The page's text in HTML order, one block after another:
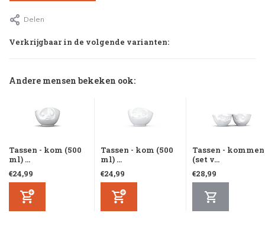
Delen
Verkrijgbaar in de volgende varianten:
Andere mensen bekeken ook:
Tassen - kom (500
ml) ...
€24,99
Tassen - kom (500
ml) ...
€24,99
Tassen - kommen
(set v...
€28,99